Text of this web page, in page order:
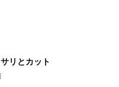
リとカット